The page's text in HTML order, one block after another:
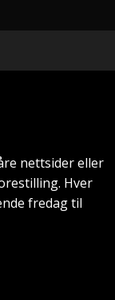
nettsider eller
Hver
fredag til